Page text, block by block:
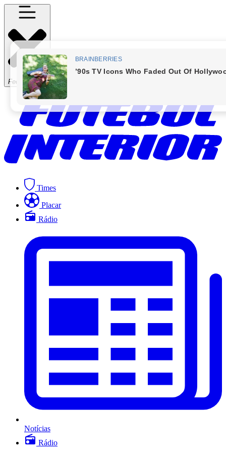
Fechar Menu
Times
Placar
Rádio
Notícias
Rádio